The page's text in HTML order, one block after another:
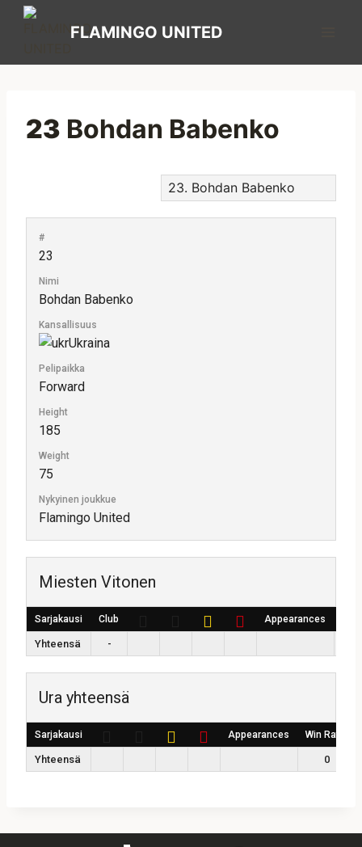
FLAMINGO UNITED
23 Bohdan Babenko
#
23
Nimi
Bohdan Babenko
Kansallisuus
Ukraina
Pelipaikka
Forward
Height
185
Weight
75
Nykyinen joukkue
Flamingo United
Miesten Vitonen
Sarjakausi Club Appearances
Yhteensä -
Ura yhteensä
Sarjakausi Appearances Win Ratio
Yhteensä 0